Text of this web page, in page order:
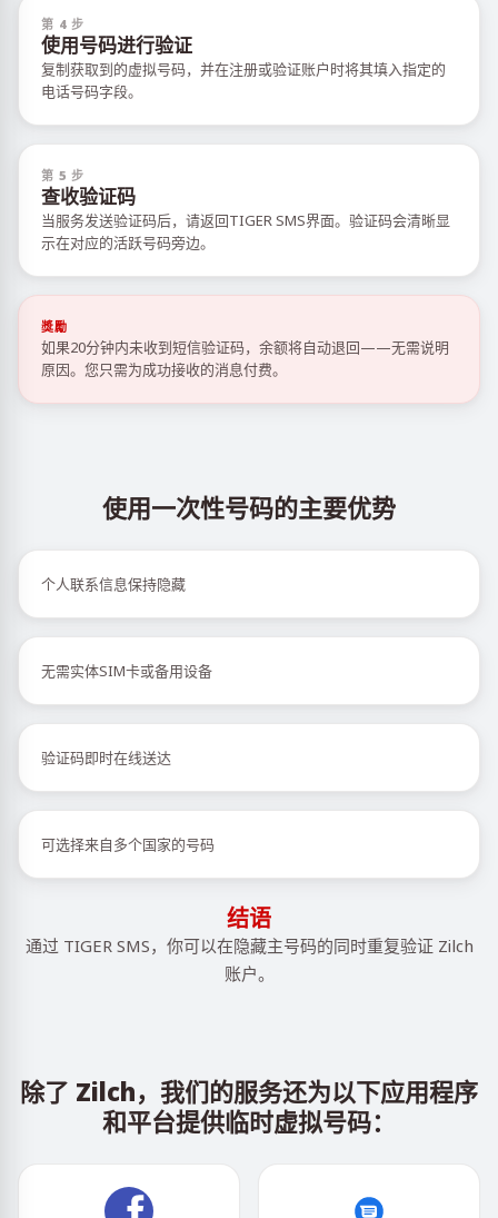
第 4 步
使用号码进行验证
复制获取到的虚拟号码，并在注册或验证账户时将其填入指定的
电话号码字段。
第 5 步
查收验证码
当服务发送验证码后，请返回TIGER SMS界面。验证码会清晰显
示在对应的活跃号码旁边。
獎勵
如果20分钟内未收到短信验证码，余额将自动退回——无需说明
原因。您只需为成功接收的消息付费。
使用一次性号码的主要优势
个人联系信息保持隐藏
无需实体SIM卡或备用设备
验证码即时在线送达
可选择来自多个国家的号码
结语
通过 TIGER SMS，你可以在隐藏主号码的同时重复验证 Zilch
账户。
除了 Zilch，我们的服务还为以下应用程序
和平台提供临时虚拟号码：